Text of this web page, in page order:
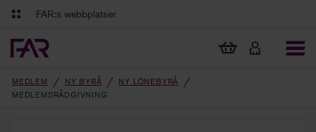
Gå till innehåll
Gå till navigation
Ekonomiska regler på ett och samma ställe
Debatt och fördjupning i branschens frågor
FAR:s webbplatser
Visa min varukorg
MEDLEM NY BYRÅ
NY LÖNEBYRÅ
MEDLEMSRÅDGIVNING